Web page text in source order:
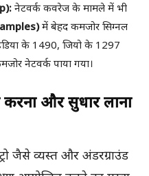
नेटवर्क कवरेज के मामले में भी
में बेहद कमजोर सिग्नल
के 1490, जियो के 1297
नेटवर्क पाया गया।
और सुधार लाना
जैसे व्यस्त और अंडरग्राउंड